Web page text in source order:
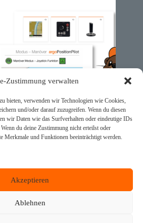
Zustimmung verwalten
bieten, verwenden wir Technologien wie Cookies,
und/oder darauf zuzugreifen. Wenn du diesen
wir Daten wie das Surfverhalten oder eindeutige IDs
du deine Zustimmung nicht erteilst oder
Merkmale und Funktionen beeinträchtigt werden.
Akzeptieren
Ablehnen
Online Training for All